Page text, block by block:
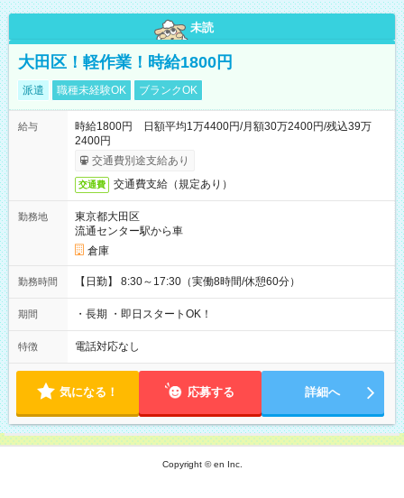
未読
大田区！軽作業！時給1800円
派遣 職種未経験OK ブランクOK
給与
時給1800円 日額平均1万4400円/月額30万2400円/残込39万
2400円
交通費別途支給あり
交通費 交通費支給（規定あり）
勤務地
東京都大田区
流通センター駅から車
倉庫
勤務時間 【日勤】 8:30～17:30（実働8時間/休憩60分）
期間 ・長期 ・即日スタートOK！
特徴 電話対応なし
気になる！ 応募する 詳細へ
Copyright © en Inc.